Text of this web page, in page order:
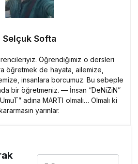
Selçuk Softa
Öğrendiğimiz o dersleri
öğretmek de hayata, ailemize,
insanlara borcumuz. Bu sebeple
bir öğretmeniz. — İnsan “DeNiZiN”
adına MARTI olmalı… Olmalı ki
yarınlar.